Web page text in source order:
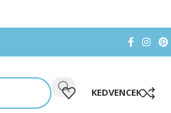
KEDVENCEK